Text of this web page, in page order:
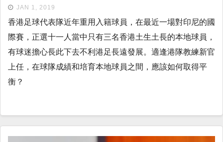
JAN 1, 2019
香港足球代表隊近年重用入籍球員，在最近一場對印尼的國
際賽，正選十一人當中只有三名香港土生土長的本地球員，
有球迷擔心長此下去不利港足長遠發展。適逢港隊教練新官
上任，在球隊成績和培育本地球員之間，應該如何取得平
衡？